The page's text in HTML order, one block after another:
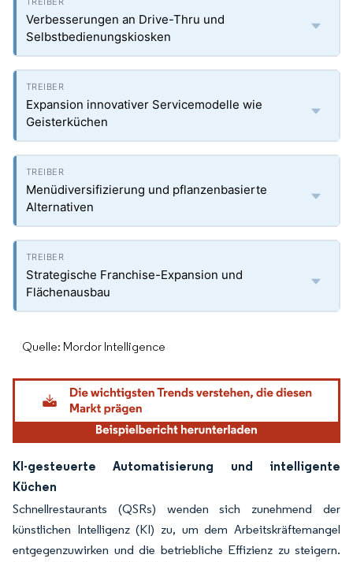
Verbesserungen an Drive-Thru und
Selbstbedienungskiosken
Expansion innovativer Servicemodelle wie
Geisterküchen
Menüdiversifizierung und pflanzenbasierte
Alternativen
Strategische Franchise-Expansion und
Flächenausbau
Quelle: Mordor Intelligence
KI-gesteuerte Automatisierung und intelligente
Küchen
Schnellrestaurants (QSRs) wenden sich zunehmend der
künstlichen Intelligenz (KI) zu, um dem Arbeitskräftemangel
entgegenzuwirken und die betriebliche Effizienz zu steigern.